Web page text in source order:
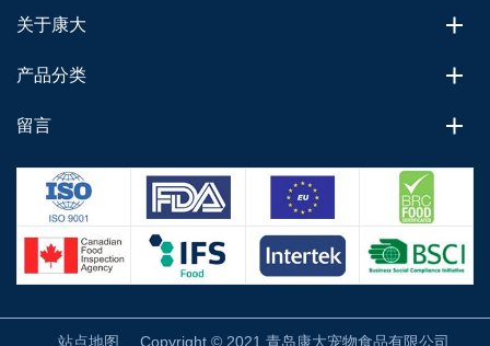
关于康大
产品分类
留言
站点地图 Copyright © 2021 青岛康大宠物食品有限公司